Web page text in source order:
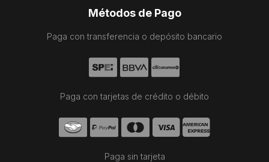
Métodos de Pago
Paga con transferencia o depósito bancario
Paga con tarjetas de crédito o débito
Paga sin tarjeta